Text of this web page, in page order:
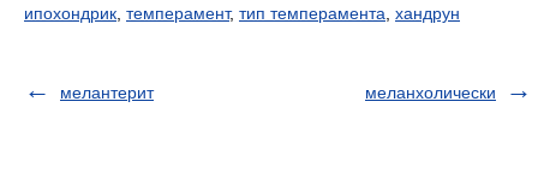
ипохондрик темперамент, тип темперамента хандрун
мелантерит меланхолически